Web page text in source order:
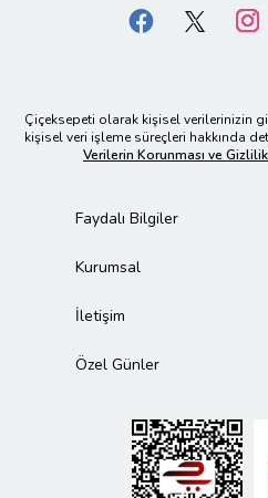
Çiçeksepeti olarak kişisel verilerinizin
kişisel veri işleme süreçleri hakkında
Verilerin Korunması ve
Faydalı Bilgiler
Kurumsal
İletişim
Özel Günler